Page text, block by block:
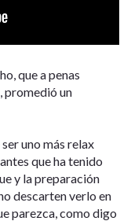
que a penas
promedió un
uno más relax
que ha tenido
y la preparación
descarten verlo en
parezca, como digo